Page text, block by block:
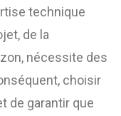
technique
de la
nécessite des
choisir
de garantir que